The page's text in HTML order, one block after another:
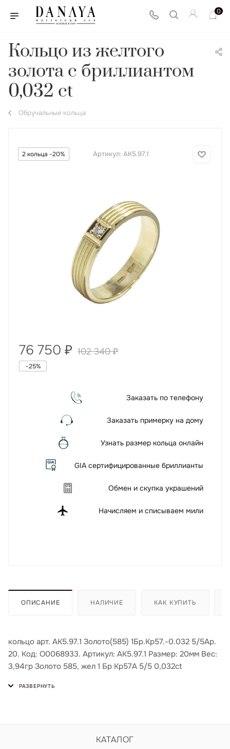
0
Кольцо из желтого
золота с бриллиантом
0,032 ct
Обручальные кольца
2 кольца -20% Артикул: АК5.97.1
76 750 ₽ 102 340₽
-25%
Заказать по телефону
Заказать примерку на дому
Узнать размер кольца онлайн
GIA сертифицированные бриллианты
Обмен и скупка украшений
Начисляем и списываем мили
ОПИСАНИЕ НАЛИЧИЕ КАК КУПИТЬ
кольцо арт. АК5.97.1 Золото(585) 1Бр.Кр57.-0.032 5/5Ар.
20. Код: О0068933. Артикул: АК5.97.1 Размер: 20мм Вес:
3,94гр Золото 585, жел 1 Бр Кр57А 5/5 0,032ct
КАТАЛОГ